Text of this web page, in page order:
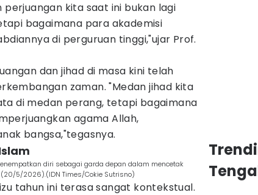
kita saat ini bukan lagi
bagaimana para akademisi
di perguruan tinggi,"ujar Prof.
dan jihad di masa kini telah
zaman. "Medan jihad kita
di medan perang, tetapi bagaimana
agama Allah,
bangsa,"tegasnya.
diri sebagai garda depan dalam mencetak
5/2026).(IDN Times/Cokie Sutrisno)
tahun ini terasa sangat kontekstual.